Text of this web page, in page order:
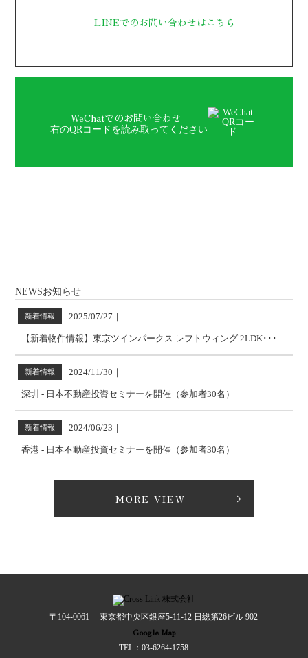
LINEでのお問い合わせはこちら
WeChatでのお問い合わせ
右のQRコードを読み取ってください
NEWSお知らせ
新着情報 2025/07/27 ｜
【新着物件情報】東京ツインパークス レフトウィング 2LDK･･･
新着情報 2024/11/30 ｜
深圳 - 日本不動産投資セミナーを開催（参加者30名）
新着情報 2024/06/23 ｜
香港 - 日本不動産投資セミナーを開催（参加者30名）
MORE VIEW
〒104-0061 東京都中央区銀座5-11-12 日総第26ビル 902
Google Map
TEL：03-6264-1758